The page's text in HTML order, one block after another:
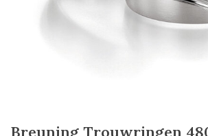
Breuning Trouwringen